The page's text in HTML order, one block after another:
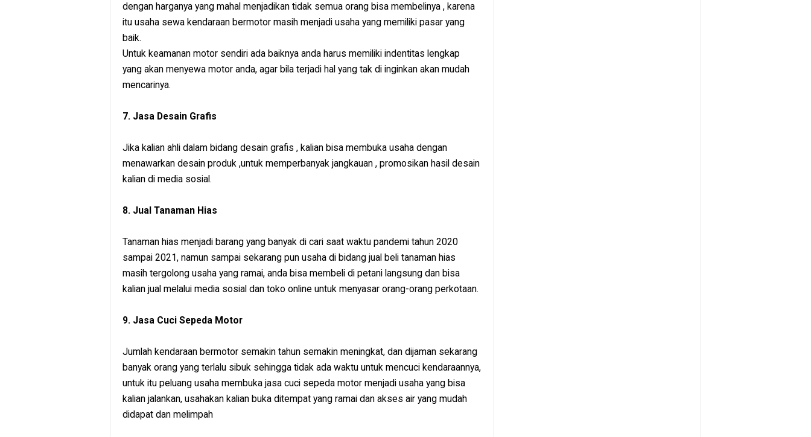
dengan harganya yang mahal menjadikan tidak semua orang bisa membelinya , karena
itu usaha sewa kendaraan bermotor masih menjadi usaha yang memiliki pasar yang
baik.
Untuk keamanan motor sendiri ada baiknya anda harus memiliki indentitas lengkap
yang akan menyewa motor anda, agar bila terjadi hal yang tak di inginkan akan mudah
mencarinya.
7. Jasa Desain Grafis
Jika kalian ahli dalam bidang desain grafis , kalian bisa membuka usaha dengan
menawarkan desain produk ,untuk memperbanyak jangkauan , promosikan hasil desain
kalian di media sosial.
8. Jual Tanaman Hias
Tanaman hias menjadi barang yang banyak di cari saat waktu pandemi tahun 2020
sampai 2021, namun sampai sekarang pun usaha di bidang jual beli tanaman hias
masih tergolong usaha yang ramai, anda bisa membeli di petani langsung dan bisa
kalian jual melalui media sosial dan toko online untuk menyasar orang-orang perkotaan.
9. Jasa Cuci Sepeda Motor
Jumlah kendaraan bermotor semakin tahun semakin meningkat, dan dijaman sekarang
banyak orang yang terlalu sibuk sehingga tidak ada waktu untuk mencuci kendaraannya,
untuk itu peluang usaha membuka jasa cuci sepeda motor menjadi usaha yang bisa
kalian jalankan, usahakan kalian buka ditempat yang ramai dan akses air yang mudah
didapat dan melimpah